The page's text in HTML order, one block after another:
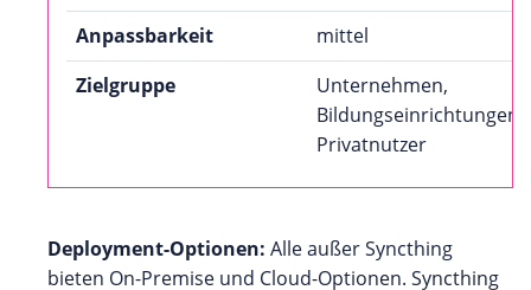
Anpassbarkeit
mittel
Zielgruppe
Unternehmen,
Bildungseinrichtungen,
Privatnutzer
Deployment-Optionen: Alle außer Syncthing
bieten On-Premise und Cloud-Optionen. Syncthing